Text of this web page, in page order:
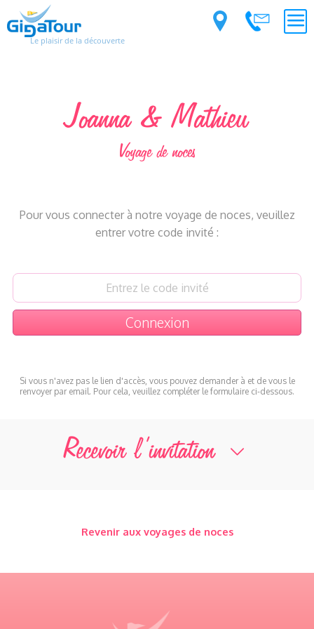
Le plaisir de la découverte
Joanna & Mathieu
Voyage de noces
Pour vous connecter à notre voyage de noces, veuillez
entrer votre code invité :
Si vous n'avez pas le lien d'accès, vous pouvez demander à et de vous le
renvoyer par email. Pour cela, veuillez compléter le formulaire ci-dessous.
Recevoir l’invitation
Revenir aux voyages de noces